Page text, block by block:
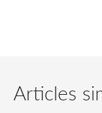
Articles